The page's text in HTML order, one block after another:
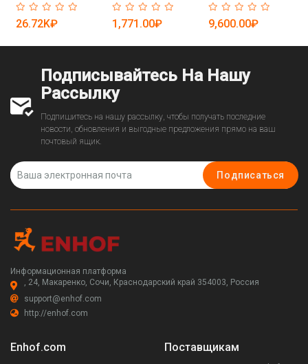
огнестойкий
арамидный
25-5086616)
26.72K₽
пожарные для
спасательных
5086608)
1,771.00₽
CE EN469
NFPA1971
5086366)
9,600.00₽
Подписывайтесь На Нашу
Рассылку
Подпишитесь на нашу рассылку, чтобы получать последние
новости, обновления и выгодные предложения прямо на ваш
почтовый ящик.
Подписаться
Информационная платформа
, 24, Макаренко, Сочи, Краснодарский край 354003, Россия
support@enhof.com
http://enhof.com
Enhof.com Поставщикам